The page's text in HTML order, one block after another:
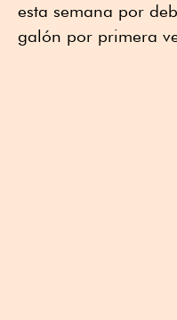
esta semana por
galón por primera